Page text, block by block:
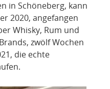
in Schöneberg, kann
2020, angefangen
Whisky, Rum und
zwölf Wochen
die echte